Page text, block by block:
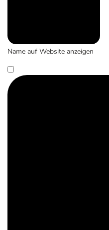
Name auf Website anzeigen